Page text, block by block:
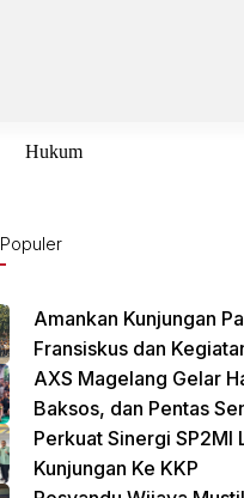
Hukum
Amankan Kunjungan
Fransiskus dan
International
(ISF) 2024 TNI-Polri
Pasukan Gabungan
AXS Magelang Gelar
Baksos, dan Pentas
Cikarang Selatan
Perkuat Sinergi SP2MI
Kunjungan Ke KKP